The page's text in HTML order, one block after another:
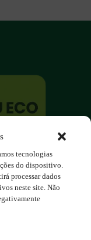
tecnologias
do dispositivo.
processar dados
neste site. Não